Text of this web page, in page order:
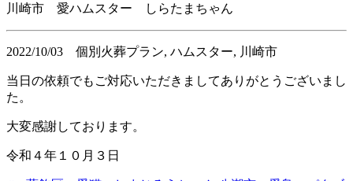
川崎市 愛ハムスター しらたまちゃん
2022/10/03 個別火葬プラン, ハムスター, 川崎市
当日の依頼でもご対応いただきましてありがとうございまし
た。
大変感謝しております。
令和４年１０月３日